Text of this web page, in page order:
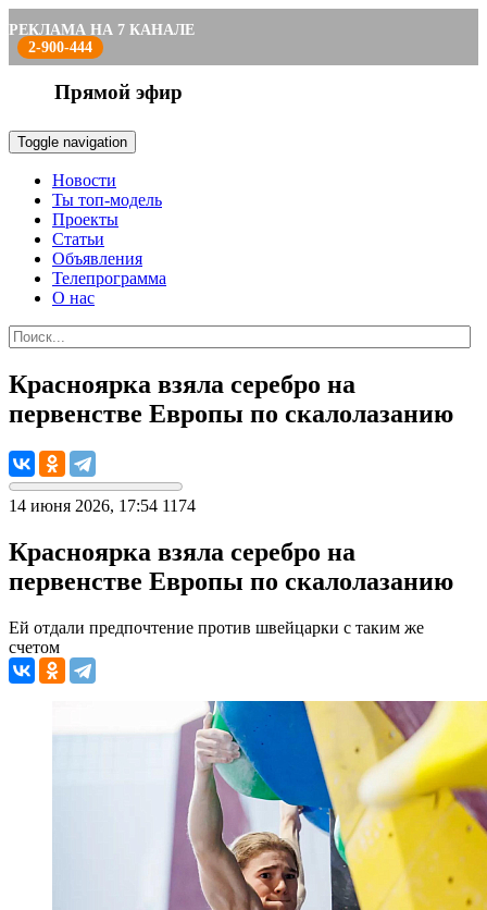
РЕКЛАМА НА 7 КАНАЛЕ
2-900-444
Прямой эфир
Toggle navigation
Новости
Ты топ-модель
Проекты
Статьи
Объявления
Телепрограмма
О нас
Красноярка взяла серебро на
первенстве Европы по скалолазанию
14 июня 2026, 17:54 1174
Красноярка взяла серебро на
первенстве Европы по скалолазанию
Ей отдали предпочтение против швейцарки с таким же
счетом